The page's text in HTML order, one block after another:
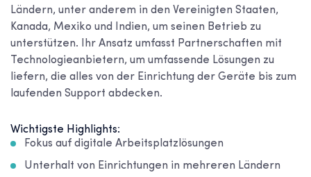
Ländern, unter anderem in den Vereinigten Staaten,
Kanada, Mexiko und Indien, um seinen Betrieb zu
unterstützen. Ihr Ansatz umfasst Partnerschaften mit
Technologieanbietern, um umfassende Lösungen zu
liefern, die alles von der Einrichtung der Geräte bis zum
laufenden Support abdecken.
Wichtigste Highlights:
Fokus auf digitale Arbeitsplatzlösungen
Unterhalt von Einrichtungen in mehreren Ländern